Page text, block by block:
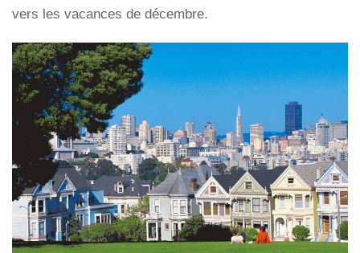
vers les vacances de décembre.